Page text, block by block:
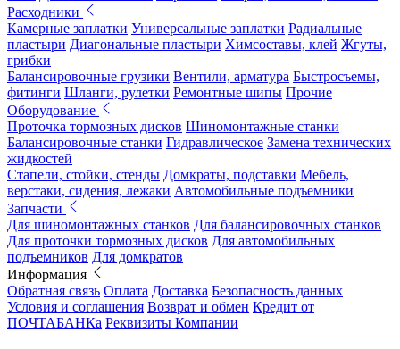
Расходники
Камерные заплатки Универсальные заплатки Радиальные
пластыри Диагональные пластыри Химсоставы, клей Жгуты,
грибки
Балансировочные грузики Вентили, арматура Быстросъемы,
фитинги Шланги, рулетки Ремонтные шипы Прочие
Оборудование
Проточка тормозных дисков Шиномонтажные станки
Балансировочные станки Гидравлическое Замена технических
жидкостей
Стапели, стойки, стенды Домкраты, подставки Мебель,
верстаки, сидения, лежаки Автомобильные подъемники
Запчасти
Для шиномонтажных станков Для балансировочных станков
Для проточки тормозных дисков Для автомобильных
подъемников Для домкратов
Информация
Обратная связь Оплата Доставка Безопасность данных
Условия и соглашения Возврат и обмен Кредит от
ПОЧТАБАНКа Реквизиты Компании